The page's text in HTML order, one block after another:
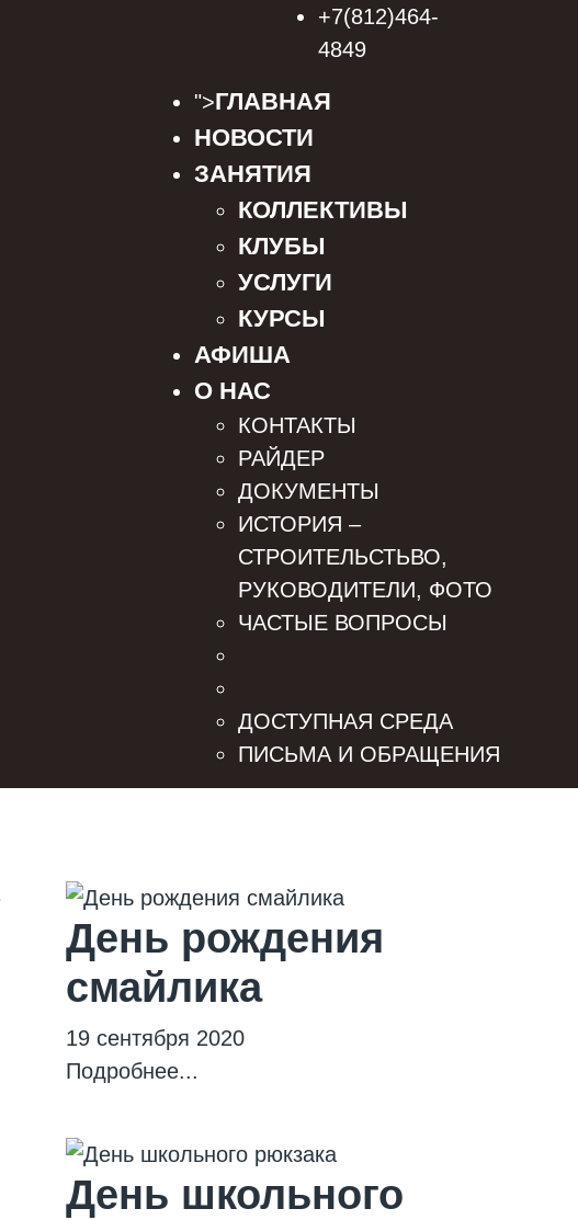
+7(812)464-
4849
">ГЛАВНАЯ
НОВОСТИ
ЗАНЯТИЯ
КОЛЛЕКТИВЫ
КЛУБЫ
УСЛУГИ
КУРСЫ
АФИША
О НАС
КОНТАКТЫ
РАЙДЕР
ДОКУМЕНТЫ
ИСТОРИЯ –
СТРОИТЕЛЬСТЬВО,
РУКОВОДИТЕЛИ, ФОТО
ЧАСТЫЕ ВОПРОСЫ
ДОСТУПНАЯ СРЕДА
ПИСЬМА И ОБРАЩЕНИЯ
День рождения
смайлика
19 сентября 2020
Подробнее...
День школьного